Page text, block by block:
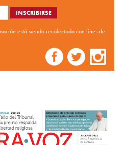
está siendo recolectada con fines de